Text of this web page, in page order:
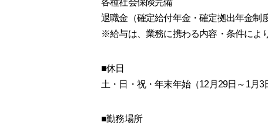
各種社会保険完備
退職金（確定給付年金・確定拠出年金制度
※給与は、業務に携わる内容・条件によ
■休日
土・日・祝・年末年始（12月29日～1月3
■勤務場所